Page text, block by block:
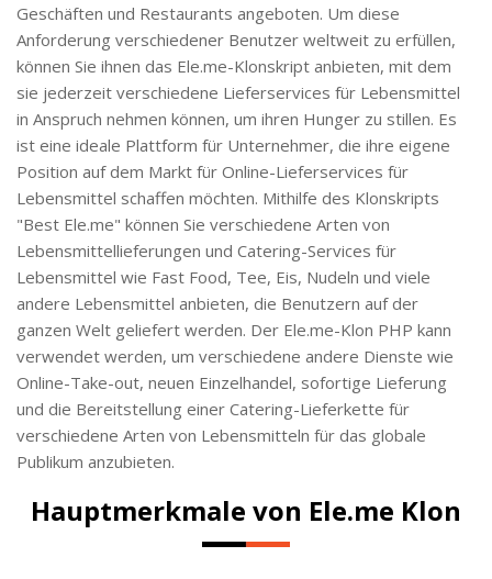
Geschäften und Restaurants angeboten. Um diese
Anforderung verschiedener Benutzer weltweit zu erfüllen,
können Sie ihnen das Ele.me-Klonskript anbieten, mit dem
sie jederzeit verschiedene Lieferservices für Lebensmittel
in Anspruch nehmen können, um ihren Hunger zu stillen. Es
ist eine ideale Plattform für Unternehmer, die ihre eigene
Position auf dem Markt für Online-Lieferservices für
Lebensmittel schaffen möchten. Mithilfe des Klonskripts
"Best Ele.me" können Sie verschiedene Arten von
Lebensmittellieferungen und Catering-Services für
Lebensmittel wie Fast Food, Tee, Eis, Nudeln und viele
andere Lebensmittel anbieten, die Benutzern auf der
ganzen Welt geliefert werden. Der Ele.me-Klon PHP kann
verwendet werden, um verschiedene andere Dienste wie
Online-Take-out, neuen Einzelhandel, sofortige Lieferung
und die Bereitstellung einer Catering-Lieferkette für
verschiedene Arten von Lebensmitteln für das globale
Publikum anzubieten.
Hauptmerkmale von Ele.me Klon